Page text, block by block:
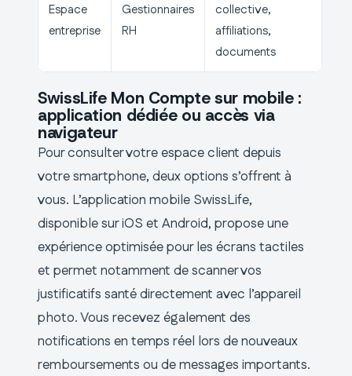
Espace
entreprise
Gestionnaires
RH
collective,
affiliations,
documents
SwissLife Mon Compte sur mobile :
application dédiée ou accès via
navigateur
Pour consulter votre espace client depuis
votre smartphone, deux options s’offrent à
vous. L’application mobile SwissLife,
disponible sur iOS et Android, propose une
expérience optimisée pour les écrans tactiles
et permet notamment de scanner vos
justificatifs santé directement avec l’appareil
photo. Vous recevez également des
notifications en temps réel lors de nouveaux
remboursements ou de messages importants.